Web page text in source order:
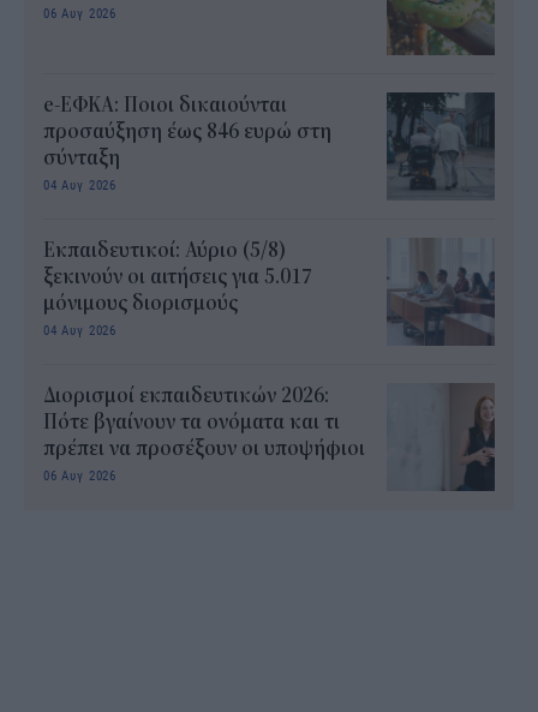
06 Αυγ 2026
e-ΕΦΚΑ: Ποιοι δικαιούνται
προσαύξηση έως 846 ευρώ στη
σύνταξη
04 Αυγ 2026
Εκπαιδευτικοί: Αύριο (5/8)
ξεκινούν οι αιτήσεις για 5.017
μόνιμους διορισμούς
04 Αυγ 2026
Διορισμοί εκπαιδευτικών 2026:
Πότε βγαίνουν τα ονόματα και τι
πρέπει να προσέξουν οι υποψήφιοι
06 Αυγ 2026